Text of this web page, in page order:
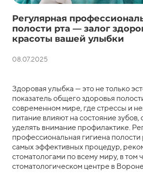
Регулярная
полости рта — залог
красоты вашей улыбки
08.07.2025
Здоровая улыбка — это не только
показатель общего здоровья
современном мире, где стрессы и
питание влияют на состояние
уделять внимание профилактике.
профессиональная гигиена полости
самых эффективных процедур,
стоматологами по всему миру, в том
стоматологическом центре в